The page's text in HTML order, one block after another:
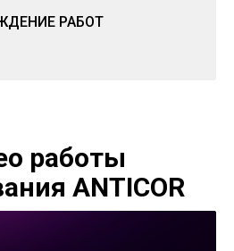
РАБОТ
работы
ANTICOR